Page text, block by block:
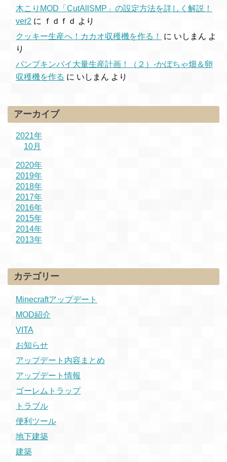
木こりMOD「CutAllSMP」の設定方法を詳しく解説！
ver2 に ｆｄｆｄ より
クッキー生産へ！カカオ収穫機を作る！
に いしまん よ
り
パンプキンパイ大量生産計画！（２）-かぼちゃ畑＆卵
収穫機を作る に いしまん より
アーカイブ
2021年
10月
2020年
2019年
2018年
2017年
2016年
2015年
2014年
2013年
カテゴリー
Minecraftアップデート
MOD紹介
VITA
お知らせ
アップデート内容まとめ
アップデート情報
ゴーレムトラップ
トラブル
便利ツール
地下建築
建築